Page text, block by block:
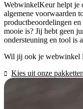
WebwinkelKeur helpt je
algemene voorwaarden
productbeoordelingen
mooie is? Jij hebt geen
ondersteuning en tool is
Wil jij ook je webwinkel
Kies uit onze